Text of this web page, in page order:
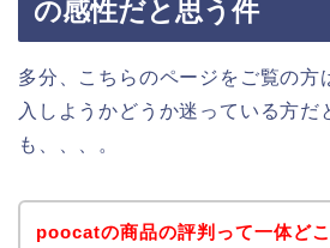
の感性だと思う件
多分、こちらのページをご覧の方
入しようかどうか迷っている方だ
も、、、。
poocatの商品の評判って一体ど